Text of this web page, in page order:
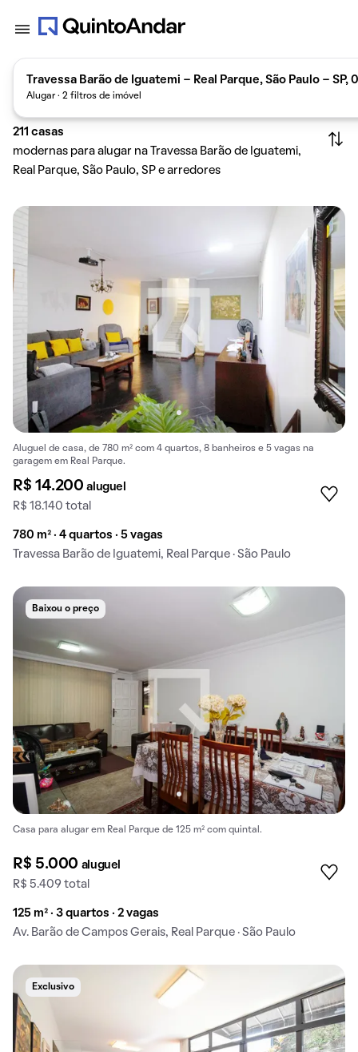
Travessa Barão de Iguatemi - Real Parque, São Paulo -
Alugar · 2 filtros de imóvel
211 casas
modernas para alugar na Travessa Barão de Iguatemi,
Real Parque, São Paulo, SP e arredores
Aluguel de casa, de 780 m² com 4 quartos, 8 banheiros e 5 vagas na
garagem em Real Parque.
R$ 14.200aluguel
R$ 18.140 total
780 m² · 4 quartos · 5 vagas
Travessa Barão de Iguatemi, Real Parque · São Paulo
Baixou o preço
Casa para alugar em Real Parque de 125 m² com quintal.
R$ 5.000 aluguel
R$ 5.409 total
125 m² · 3 quartos · 2 vagas
Av. Barão de Campos Gerais, Real Parque · São Paulo
Exclusivo